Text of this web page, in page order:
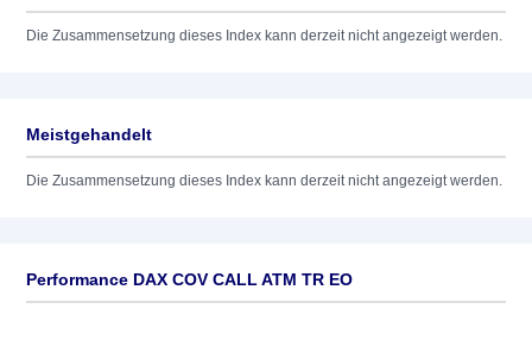
Die Zusammensetzung dieses Index kann derzeit nicht angezeigt werden.
Meistgehandelt
Die Zusammensetzung dieses Index kann derzeit nicht angezeigt werden.
Performance DAX COV CALL ATM TR EO